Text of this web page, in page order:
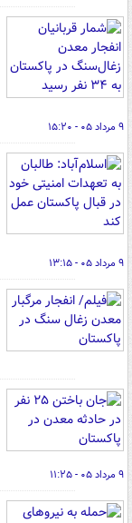
۹ مرداد ۰۵ - ۱۵:۲۰
۹ مرداد ۰۵ - ۱۳:۱۵
۹ مرداد ۰۵ - ۱۱:۲۵